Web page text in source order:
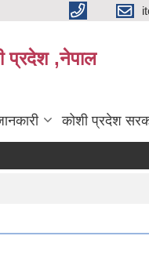
प्रदेश ,नेपाल
कोशी प्रदेश